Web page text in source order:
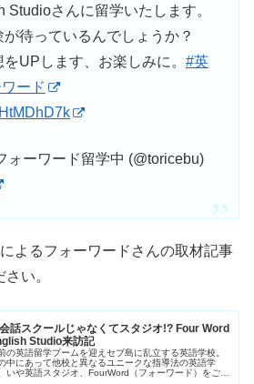
Studioさんに留学いたします。
待っているんでしょうか？
UPします、お楽しみに。 #英
ード
ーワード留学中 (@toricebu)
よるフォーワードさんの取材記事
い。
話スクールじゃなくてスタジオ!? Four Word
Studio来訪記
の英語留学ブームを迎えセブ島に乱立する英語学校。
中にあって他校と異なるユニークな指導法の英語学
いや英語スタジオ、FourWord（フォーワード）をご紹